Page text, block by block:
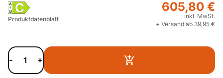
A
G
C
Produktdatenblatt
605,80 €
inkl. MwSt.
+ Versand ab 39,95 €
- +